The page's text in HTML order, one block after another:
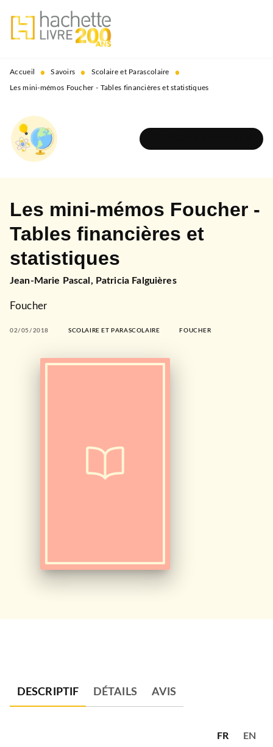
MENU RECHERCHE
PIED DE PAGE
Accueil • Savoirs • Scolaire et Parascolaire •
Les mini-mémos Foucher - Tables financières et statistiques
Les mini-mémos Foucher -
Tables financières et
statistiques
Jean-Marie Pascal , Patricia Falguières
Foucher
02/05/2018 SCOLAIRE ET PARASCOLAIRE FOUCHER
DESCRIPTIF DÉTAILS AVIS
FR EN